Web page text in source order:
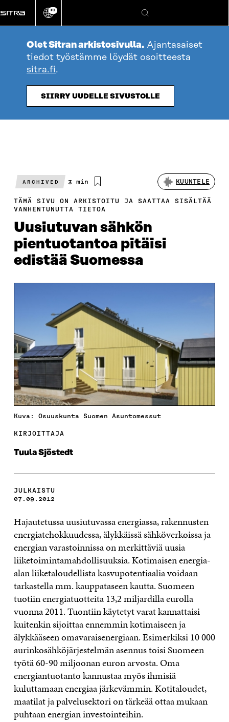
suoraan
sisältöön
Vaihda
kieli
FI
Hae
Olet Sitran arkistosivulla. Ajantasaiset
tiedot työstämme löydät osoitteesta
sitra.fi.
SIIRRY UUDELLE SIVUSTOLLE
ARCHIVED
Arvioitu
3 min KUUNTELE
TÄMÄ SIVU ON ARKISTOITU JA SAATTAA SISÄLTÄÄ
VANHENTUNUTTA TIETOA
Uusiutuvan sähkön
pientuotantoa pitäisi
edistää Suomessa
Kuva: Osuuskunta Suomen Asuntomessut
KIRJOITTAJA
Tuula Sjöstedt
JULKAISTU
07.09.2012
Hajautetussa uusiutuvassa energiassa, rakennusten
energiatehokkuudessa, älykkäissä sähköverkoissa ja
energian varastoinnissa on merkittäviä uusia
liiketoimintamahdollisuuksia. Kotimaisen energia-
alan liiketaloudellista kasvupotentiaalia voidaan
tarkastella mm. kauppataseen kautta. Suomeen
tuotiin energiatuotteita 13,2 miljardilla eurolla
vuonna 2011. Tuontiin käytetyt varat kannattaisi
kuitenkin sijoittaa ennemmin kotimaiseen ja
älykkääseen omavaraisenergiaan. Esimerkiksi 10 000
aurinkosähköjärjestelmän asennus toisi Suomeen
työtä 60-90 miljoonan euron arvosta. Oma
energiantuotanto kannustaa myös ihmisiä
kuluttamaan energiaa järkevämmin. Kotitaloudet,
maatilat ja palvelusektori on tärkeää ottaa mukaan
puhtaan energian investointeihin.